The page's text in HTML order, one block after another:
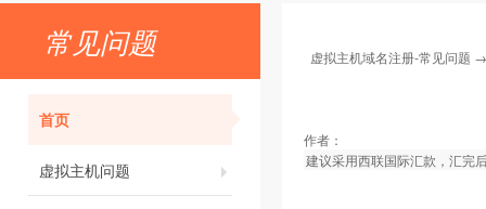
常见问题
首页
虚拟主机问题
虚拟主机域名注册-常见问题
作者：
建议采用西联国际汇款，汇完